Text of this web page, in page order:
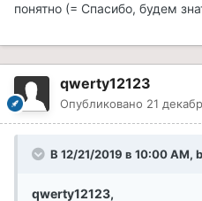
понятно (= Спасибо, будем
qwerty12123
Опубликовано 21
В 12/21/2019 в 10:00 AM,
qwerty12123,